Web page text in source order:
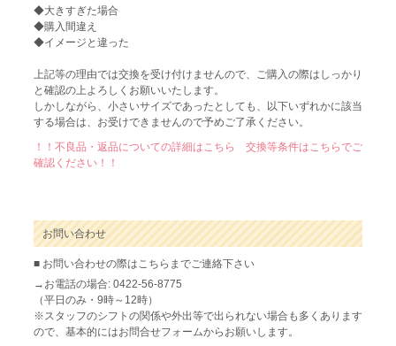
◆大きすぎた場合
◆購入間違え
◆イメージと違った
上記等の理由では交換を受け付けませんので、ご購入の際はしっかり
と確認の上よろしくお願いいたします。
しかしながら、小さいサイズであったとしても、以下いずれかに該当
する場合は、お受けできませんので予めご了承ください。
！！不良品・返品についての詳細はこちら 交換等条件はこちらでご
確認ください！！
お問い合わせ
■ お問い合わせの際はこちらまでご連絡下さい
→お電話の場合: 0422-56-8775
（平日のみ・9時～12時）
※スタッフのシフトの関係や外出等で出られない場合も多くあります
ので、基本的にはお問合せフォームからお願いします。